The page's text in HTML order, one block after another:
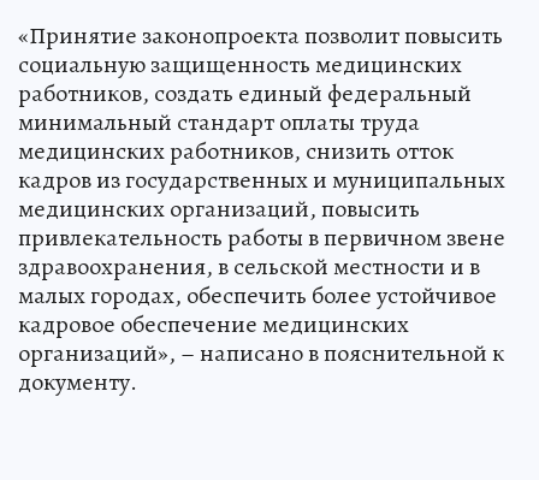
«Принятие законопроекта позволит повысить
социальную защищенность медицинских
работников, создать единый федеральный
минимальный стандарт оплаты труда
медицинских работников, снизить отток
кадров из государственных и муниципальных
медицинских организаций, повысить
привлекательность работы в первичном звене
здравоохранения, в сельской местности и в
малых городах, обеспечить более устойчивое
кадровое обеспечение медицинских
организаций», – написано в пояснительной к
документу.